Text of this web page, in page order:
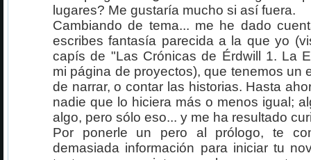
lugares? Me gustaría mucho si así fuera.
Cambiando de tema... me he dado
escribes fantasía parecida a la que yo
capís de "Las Crónicas de Érdwill 1. La
mi página de proyectos), que tenemos un
de narrar, o contar las historias. Hasta
nadie que lo hiciera más o menos igual;
algo, pero sólo eso... y me ha resultado
Por ponerle un pero al prólogo, te
demasiada información para iniciar tu